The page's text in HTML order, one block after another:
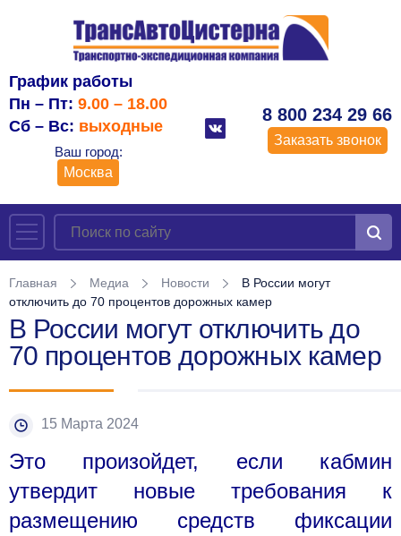
График работы
Пн – Пт: 9.00 – 18.00
Сб – Вс: выходные
Ваш город:
Москва
8 800 234 29 66
Заказать звонок
Главная Медиа Новости
В России могут
отключить до 70 процентов дорожных камер
В России могут отключить до
70 процентов дорожных камер
15 Марта 2024
Это произойдет, если кабмин
утвердит новые требования к
размещению средств фиксации